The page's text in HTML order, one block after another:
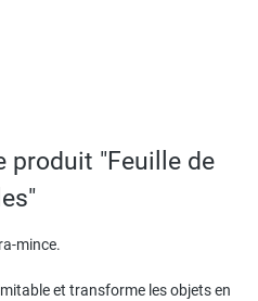
produit "Feuille de
mince.
et transforme les objets en